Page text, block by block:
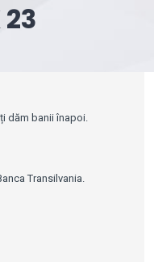
23
dăm banii înapoi.
Transilvania.